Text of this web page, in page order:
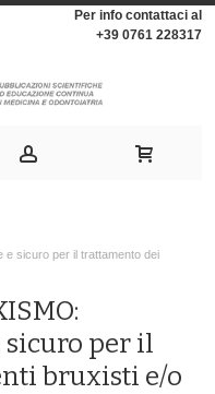
Per info contattaci al
+39 0761 228317
e sicuro per il trattamento dei
sicuro per il
bruxisti e/o